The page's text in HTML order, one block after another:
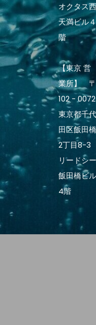
オクタス西
天満ビル４
階
【東京 営
業所】 〒
102 - 0072
東京都千代
田区飯田橋
2丁目8-3
リードシー
飯田橋ビル
4階